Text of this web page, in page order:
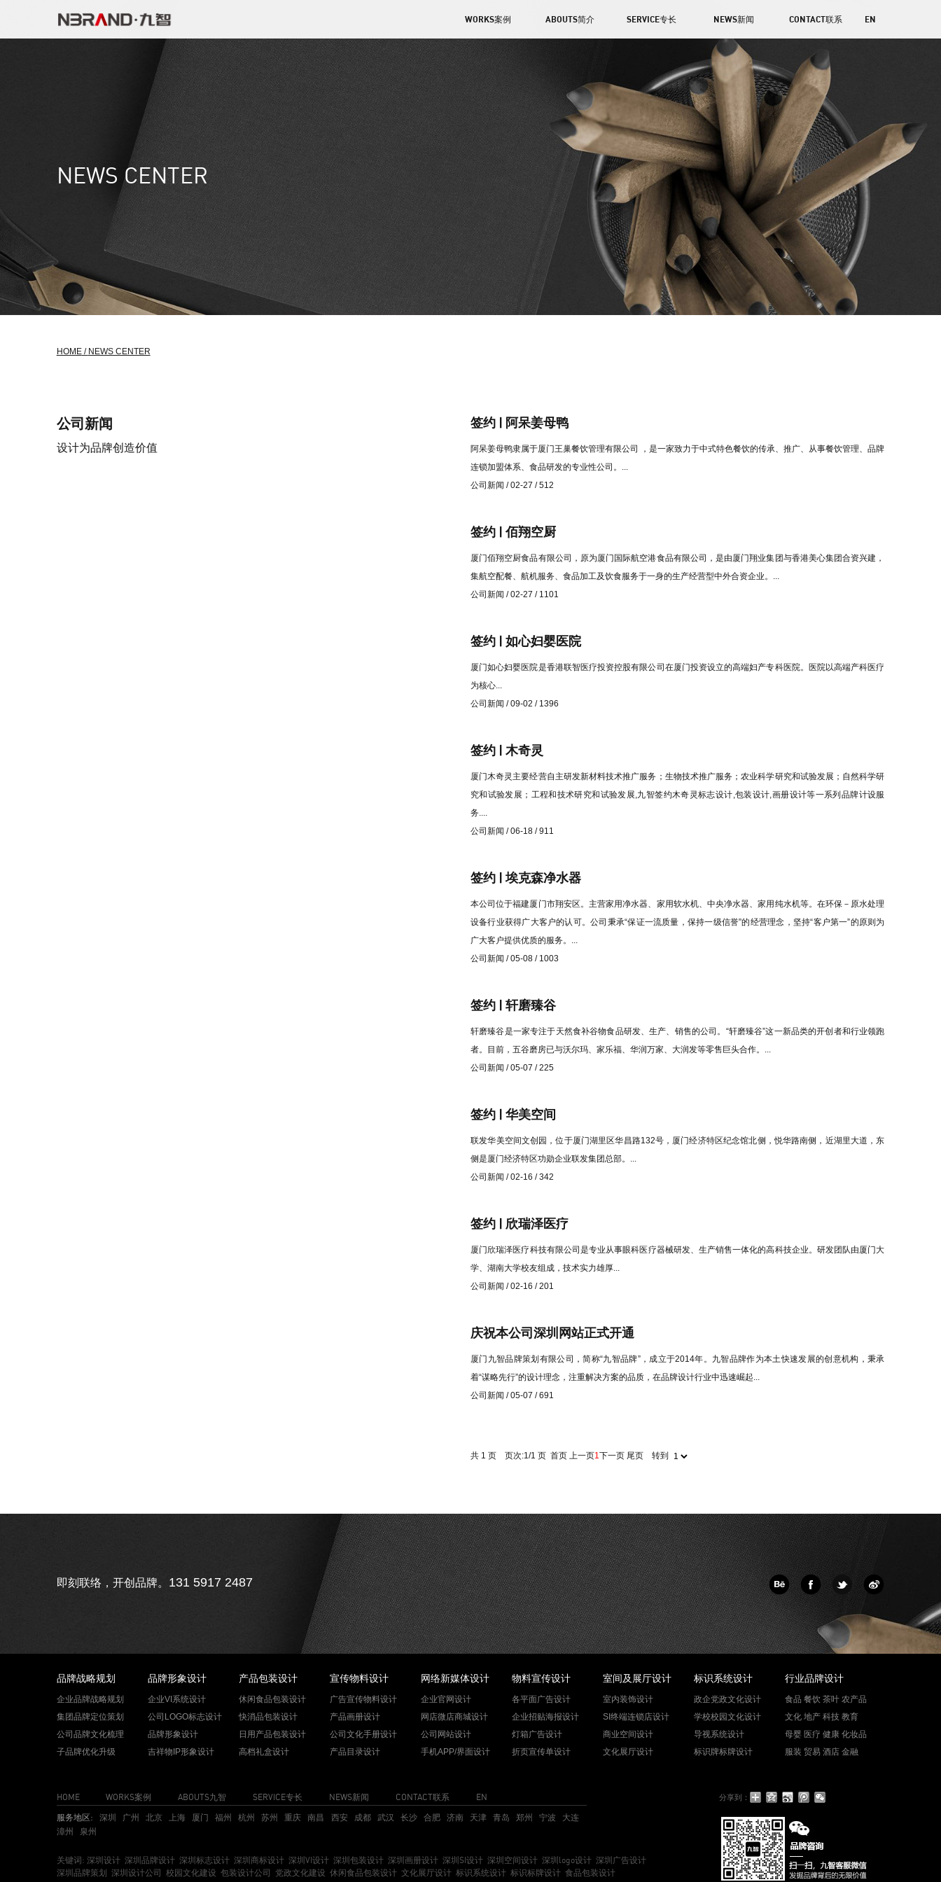
WORKS案例 ABOUTS简介 SERVICE专长 NEWS新闻 CONTACT联系 EN
NEWS CENTER
HOME/ NEWS CENTER
公司新闻
设计为品牌创造价值
签约 | 阿呆姜母鸭
阿呆姜母鸭隶属于厦门王巢餐饮管理有限公司 ，是一家致力于中式特色餐饮的传承、推广、从事餐饮管理、品牌
连锁加盟体系、食品研发的专业性公司。...
公司新闻 / 02-27 / 512
签约 | 佰翔空厨
厦门佰翔空厨食品有限公司，原为厦门国际航空港食品有限公司，是由厦门翔业集团与香港美心集团合资兴建，
集航空配餐、航机服务、食品加工及饮食服务于一身的生产经营型中外合资企业。...
公司新闻 / 02-27 / 1101
签约 | 如心妇婴医院
厦门如心妇婴医院是香港联智医疗投资控股有限公司在厦门投资设立的高端妇产专科医院。医院以高端产科医疗
为核心...
公司新闻 / 09-02 / 1396
签约 | 木奇灵
厦门木奇灵主要经营自主研发新材料技术推广服务；生物技术推广服务；农业科学研究和试验发展；自然科学研
究和试验发展；工程和技术研究和试验发展,九智签约木奇灵标志设计,包装设计,画册设计等一系列品牌计设服
务....
公司新闻 / 06-18 / 911
签约 | 埃克森净水器
本公司位于福建厦门市翔安区。主营家用净水器、家用软水机、中央净水器、家用纯水机等。在环保－原水处理
设备行业获得广大客户的认可。公司秉承“保证一流质量，保持一级信誉”的经营理念，坚持“客户第一”的原则为
广大客户提供优质的服务。...
公司新闻 / 05-08 / 1003
签约 | 轩磨臻谷
轩磨臻谷是一家专注于天然食补谷物食品研发、生产、销售的公司。“轩磨臻谷”这一新品类的开创者和行业领跑
者。目前，五谷磨房已与沃尔玛、家乐福、华润万家、大润发等零售巨头合作。...
公司新闻 / 05-07 / 225
签约 | 华美空间
​联发华美空间文创园，位于厦门湖里区华昌路132号，厦门经济特区纪念馆北侧，悦华路南侧，近湖里大道，东
侧是厦门经济特区功勋企业联发集团总部。...
公司新闻 / 02-16 / 342
签约 | 欣瑞泽医疗
​厦门欣瑞泽医疗科技有限公司是专业从事眼科医疗器械研发、生产销售一体化的高科技企业。研发团队由厦门大
学、湖南大学校友组成，技术实力雄厚...
公司新闻 / 02-16 / 201
庆祝本公司深圳网站正式开通
厦门九智品牌策划有限公司，简称“九智品牌”，成立于2014年。九智品牌作为本土快速发展的创意机构，秉承
着“谋略先行”的设计理念，注重解决方案的品质，在品牌设计行业中迅速崛起...
公司新闻 / 05-07 / 691
共 1 页 页次:1/1 页 首页 上一页1下一页 尾页 转到
即刻联络，开创品牌。 131 5917 2487
品牌战略规划
企业品牌战略规划
集团品牌定位策划
公司品牌文化梳理
子品牌优化升级
品牌形象设计
企业VI系统设计
公司LOGO标志设计
品牌形象设计
吉祥物IP形象设计
产品包装设计
休闲食品包装设计
快消品包装设计
日用产品包装设计
高档礼盒设计
宣传物料设计
广告宣传物料设计
产品画册设计
公司文化手册设计
产品目录设计
网络新媒体设计
企业官网设计
网店微店商城设计
公司网站设计
手机APP/界面设计
物料宣传设计
各平面广告设计
企业招贴海报设计
灯箱广告设计
折页宣传单设计
室间及展厅设计
室内装饰设计
SI终端连锁店设计
商业空间设计
文化展厅设计
标识系统设计
政企党政文化设计
学校校园文化设计
导视系统设计
标识牌标牌设计
行业品牌设计
食品 餐饮 茶叶 农产品
文化 地产 科技 教育
母婴 医疗 健康 化妆品
服装 贸易 酒店 金融
HOME WORKS案例 ABOUTS九智 SERVICE专长 NEWS新闻 CONTACT联系
EN
服务地区:
深圳 广州 北京 上海 厦门 福州 杭州 苏州 重庆 南昌 西安 成都 武汉 长沙 合肥 济南 天津 青岛 郑州 宁波
大连
漳州
泉州
分享到：
关键词: 深圳设计 深圳品牌设计 深圳标志设计 深圳商标设计 深圳VI设计 深圳包装设计 深圳画册设计 深圳SI设计 深圳空间设计 深圳logo设计 深圳广告设计
深圳品牌策划 深圳设计公司 校园文化建设 包装设计公司 党政文化建设 休闲食品包装设计 文化展厅设计 标识系统设计 标识标牌设计 食品包装设计